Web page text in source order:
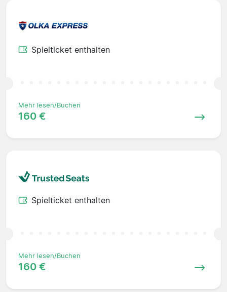
Spielticket enthalten
Mehr lesen/Buchen
160 €
Spielticket enthalten
Mehr lesen/Buchen
160 €